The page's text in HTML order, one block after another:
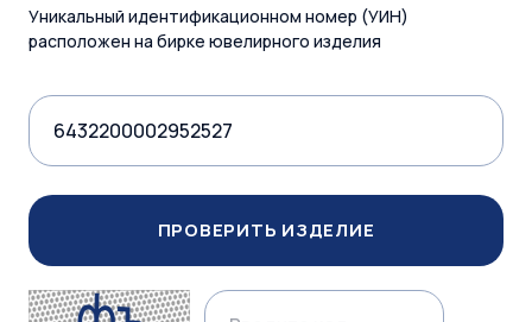
Уникальный идентификационном номер (УИН)
расположен на бирке ювелирного изделия
ПРОВЕРИТЬ ИЗДЕЛИЕ